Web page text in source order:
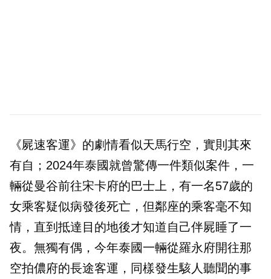
《屍速客運》的劇情看似天馬行空，實則其來
有自；2024年泰國就曾驚傳一件類似案件，一
輛從曼谷前往宋卡府的巴士上，有一名57歲的
女乘客疑似病發後死亡，但鄰座的乘客毫不知
情，直到抵達目的地後才知道自己伴屍睡了一
夜。無獨有偶，今年泰國一輛從羅永府開往那
空拍儂府的長途客運，同樣發生駭人聽聞的事